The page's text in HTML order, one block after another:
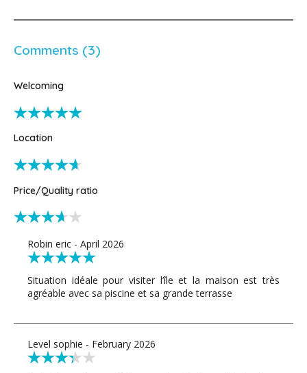
Comments (3)
Welcoming
Location
Price/Quality ratio
Robin eric - April 2026
Situation idéale pour visiter l’île et la maison est très
agréable avec sa piscine et sa grande terrasse
Level sophie - February 2026